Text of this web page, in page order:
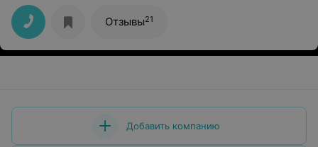
понравилось.Будет возможность ещё туда приедем.
Отзывы21
Добавить компанию